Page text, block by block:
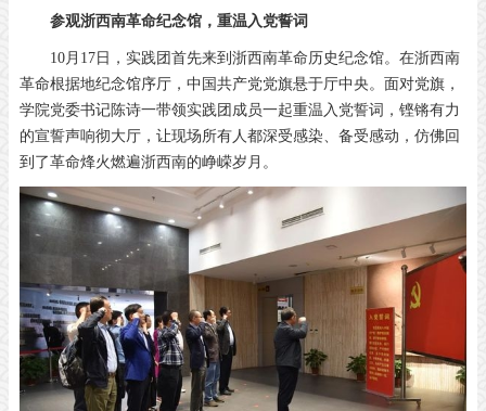
参观浙西南革命纪念馆，重温入党誓词
10月17日，实践团首先来到浙西南革命历史纪念馆。在浙西南
革命根据地纪念馆序厅，中国共产党党旗悬于厅中央。面对党旗，
学院党委书记陈诗一带领实践团成员一起重温入党誓词，铿锵有力
的宣誓声响彻大厅，让现场所有人都深受感染、备受感动，仿佛回
到了革命烽火燃遍浙西南的峥嵘岁月。